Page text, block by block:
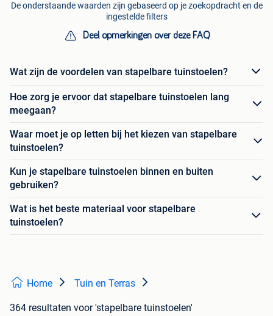
De onderstaande waarden zijn gebaseerd op je zoekopdracht en de
ingestelde filters
Deel opmerkingen over deze FAQ
Wat zijn de voordelen van stapelbare tuinstoelen?
Hoe zorg je ervoor dat stapelbare tuinstoelen lang
meegaan?
Waar moet je op letten bij het kiezen van stapelbare
tuinstoelen?
Kun je stapelbare tuinstoelen binnen en buiten
gebruiken?
Wat is het beste materiaal voor stapelbare
tuinstoelen?
Home Tuin en Terras
364 resultaten voor 'stapelbare tuinstoelen'